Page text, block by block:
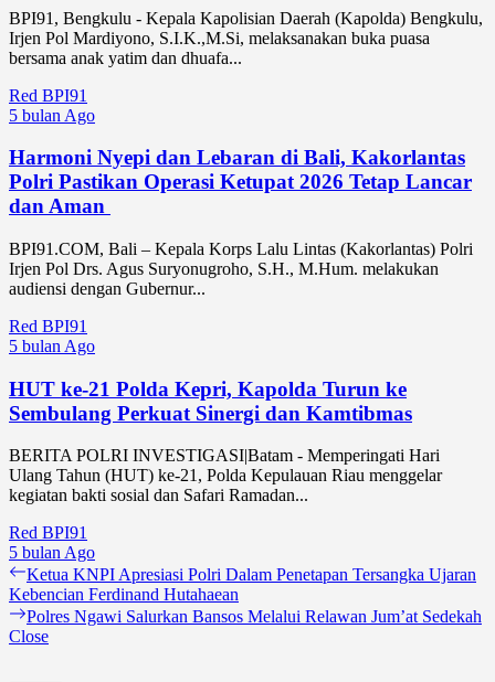
BPI91, Bengkulu - Kepala Kapolisian Daerah (Kapolda) Bengkulu,
Irjen Pol Mardiyono, S.I.K.,M.Si, melaksanakan buka puasa
bersama anak yatim dan dhuafa...
Red BPI91
5 bulan Ago
Harmoni Nyepi dan Lebaran di Bali, Kakorlantas
Polri Pastikan Operasi Ketupat 2026 Tetap Lancar
dan Aman
BPI91.COM, Bali – Kepala Korps Lalu Lintas (Kakorlantas) Polri
Irjen Pol Drs. Agus Suryonugroho, S.H., M.Hum. melakukan
audiensi dengan Gubernur...
Red BPI91
5 bulan Ago
HUT ke-21 Polda Kepri, Kapolda Turun ke
Sembulang Perkuat Sinergi dan Kamtibmas
BERITA POLRI INVESTIGASI|Batam - Memperingati Hari
Ulang Tahun (HUT) ke-21, Polda Kepulauan Riau menggelar
kegiatan bakti sosial dan Safari Ramadan...
Red BPI91
5 bulan Ago
Navigasi
pos
Previous
post:
Ketua KNPI Apresiasi Polri Dalam Penetapan Tersangka Ujaran
Kebencian Ferdinand Hutahaean
Next
post:
Polres Ngawi Salurkan Bansos Melalui Relawan Jum’at Sedekah
Close